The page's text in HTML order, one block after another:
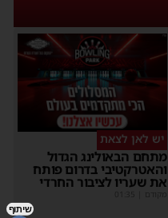
יש לאן לצאת
מתחם הבאולינג הגדול
והאטרקטיבי בדרום פותח
את שעריו לציבור החרדי
מקודם
שיתוף